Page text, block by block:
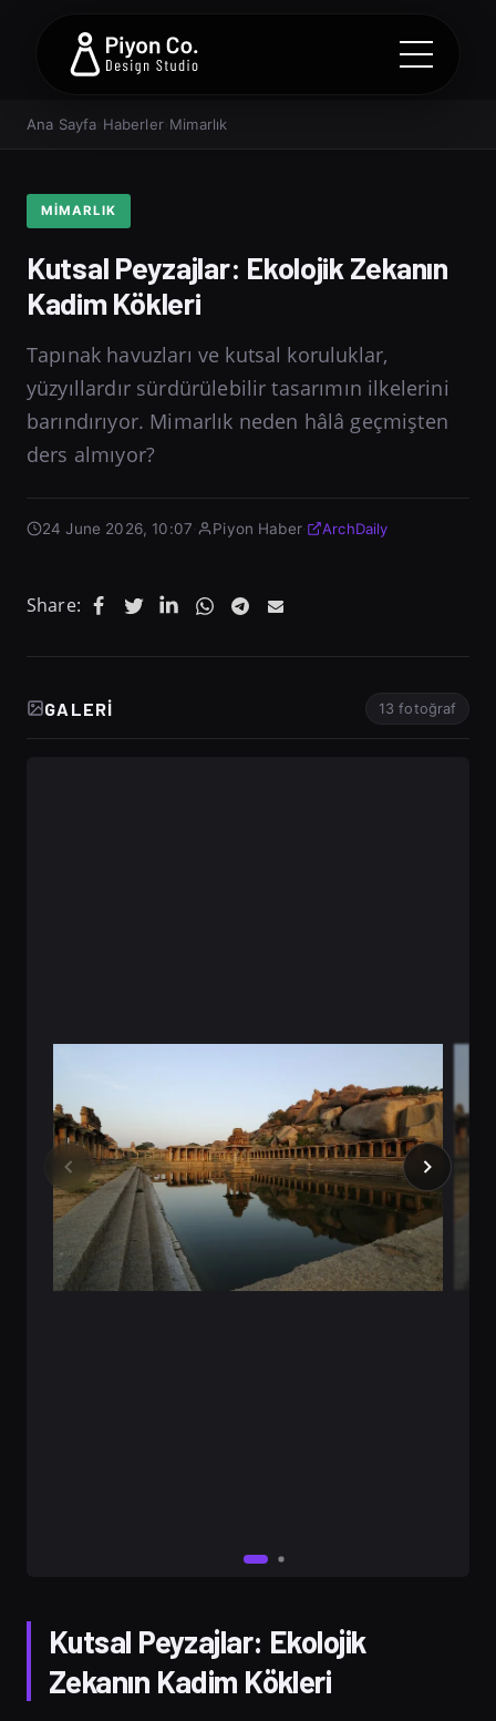
Ana Sayfa Haberler› Mimarlık
MIMARLIK
Kutsal Peyzajlar: Ekolojik Zekanın
Kadim Kökleri
Tapınak havuzları ve kutsal koruluklar,
yüzyıllardır sürdürülebilir tasarımın ilkelerini
barındırıyor. Mimarlık neden hâlâ geçmişten
ders almıyor?
24 June 2026, 10:07 Piyon Haber· ArchDaily
Share:
GALERI 13 fotoğraf
Kutsal Peyzajlar: Ekolojik
Zekanın Kadim Kökleri